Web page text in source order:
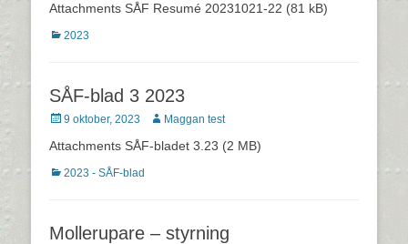
Attachments SÅF Resumé 20231021-22 (81 kB)
Kategorier
2023
SÅF-blad 3 2023
Postades
9 oktober, 2023 Författare
Maggan test
Attachments SÅF-bladet 3.23 (2 MB)
Kategorier
2023 - SÅF-blad
Mollerupare – styrning